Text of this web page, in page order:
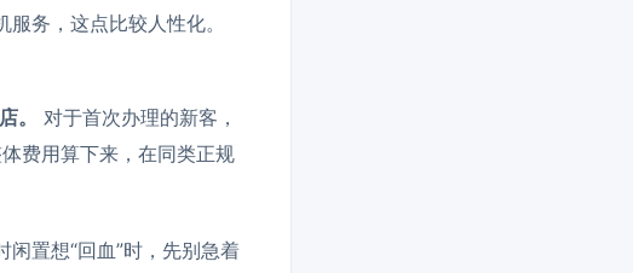
务，这点比较人性化。
。
对于首次办理的新客，
费用算下来，在同类正规
置想“回血”时，先别急着